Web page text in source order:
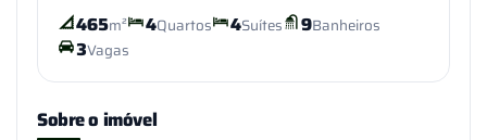
465m² 4Quartos 4Suítes 9Banheiros
3Vagas
Sobre o imóvel